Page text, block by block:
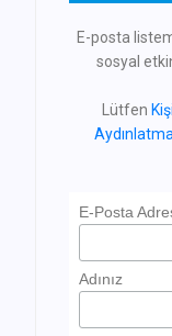
E-posta
sosyal
Lütfen
E-Posta
Adınız